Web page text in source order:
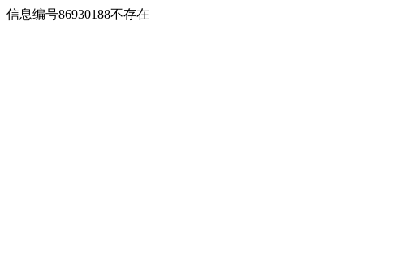
信息编号86930188不存在